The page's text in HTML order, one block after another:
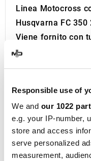
Responsible use of
We and our 1022
e.g. your IP-number,
store and access
serve personalized
measurement,
Linea Motocross
Husqvarna FC
Viene fornito con
installato sulla
Made in Italy
Garanzia 2 anni.
GPRè un punto di
silenziatori e
al Lambro, in